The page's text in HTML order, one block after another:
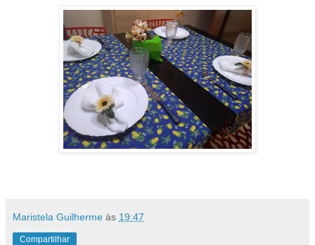
Maristela Guilherme às 19:47
Compartilhar